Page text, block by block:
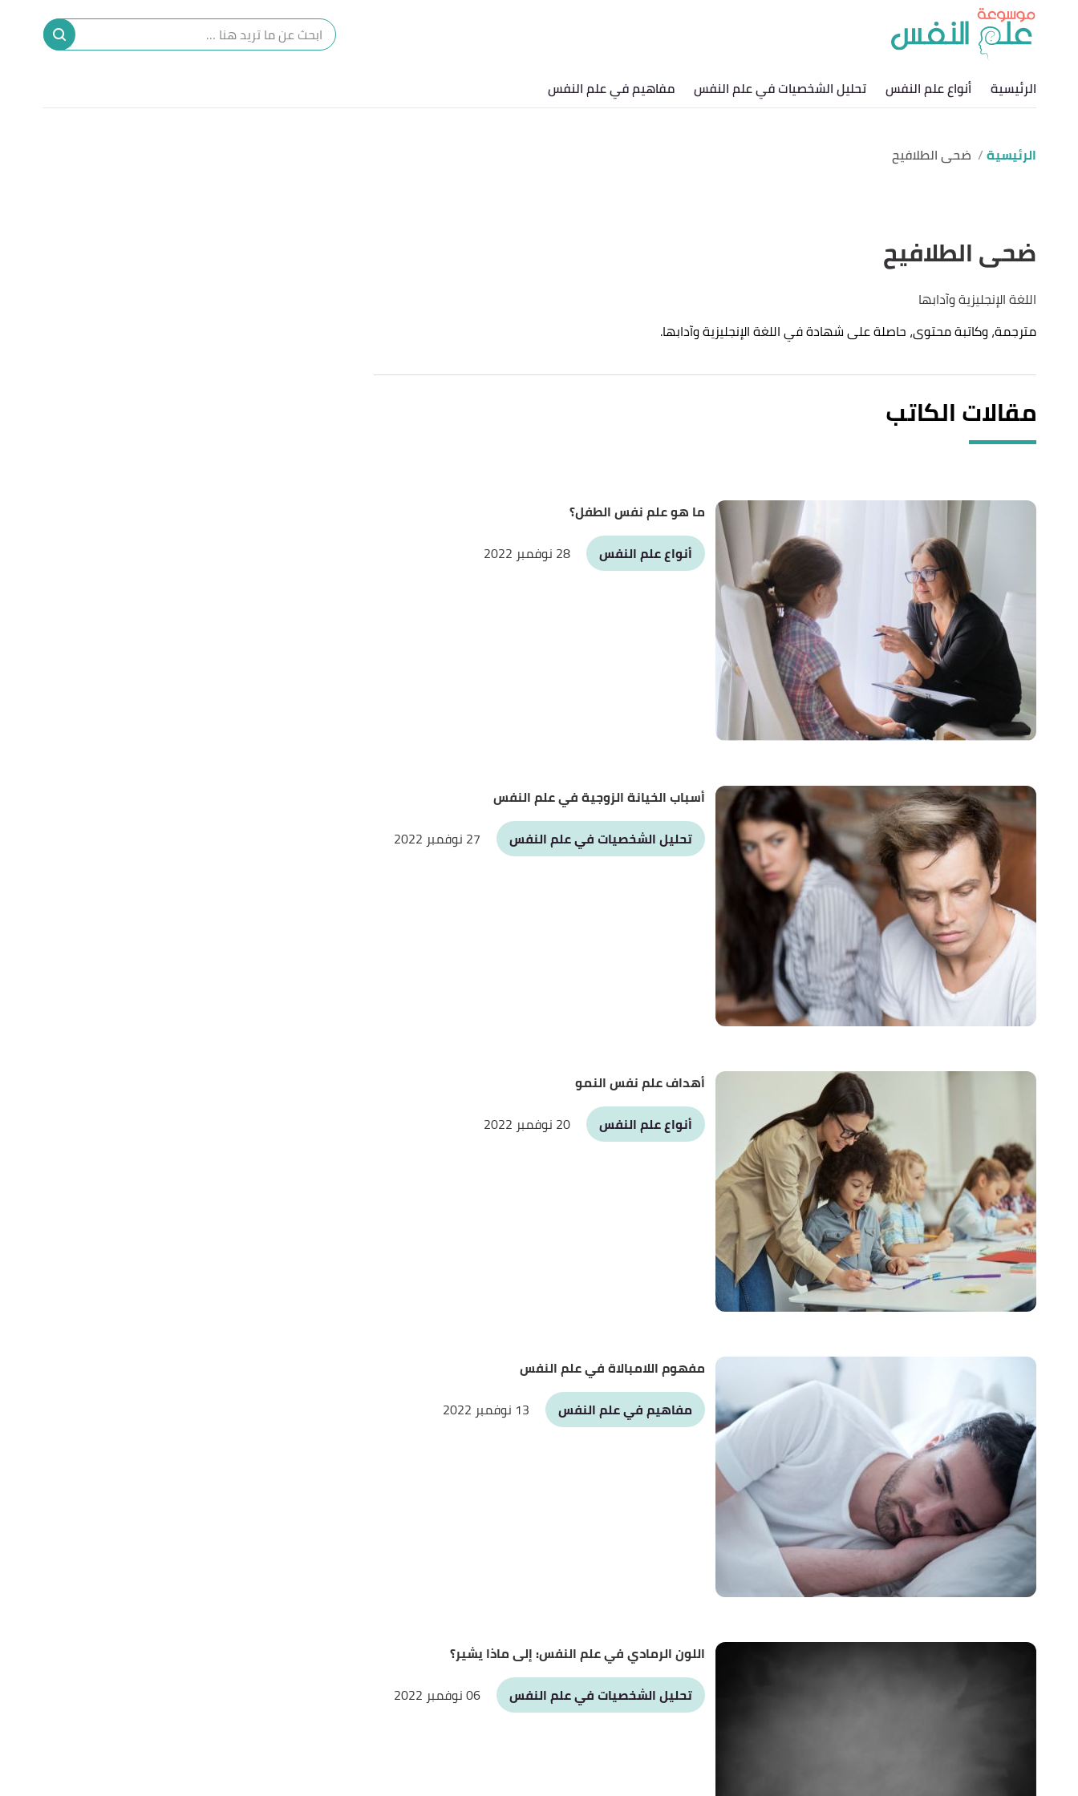
الرئيسية أنواع علم النفس تحليل الشخصيات في علم النفس مفاهيم في علم النفس
الرئيسية ضحى الطلافيح
ضحى الطلافيح
اللغة الإنجليزية وآدابها
مترجمة، وكاتبة محتوى، حاصلة على شهادة في اللغة الإنجليزية وآدابها.
مقالات الكاتب
ما هو علم نفس الطفل؟
أنواع علم النفس
28 نوفمبر 2022
أسباب الخيانة الزوجية في علم النفس
تحليل الشخصيات في علم النفس
27 نوفمبر 2022
أهداف علم نفس النمو
أنواع علم النفس
20 نوفمبر 2022
مفهوم اللامبالاة في علم النفس
مفاهيم في علم النفس
13 نوفمبر 2022
اللون الرمادي في علم النفس: إلى ماذا يشير؟
تحليل الشخصيات في علم النفس
06 نوفمبر 2022